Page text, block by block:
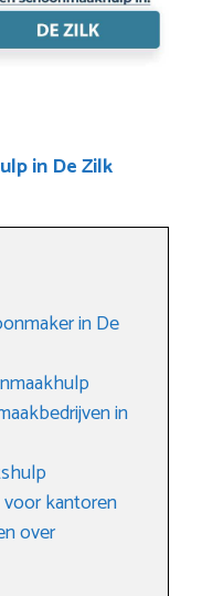
in De Zilk
in De
in
kantoren
over